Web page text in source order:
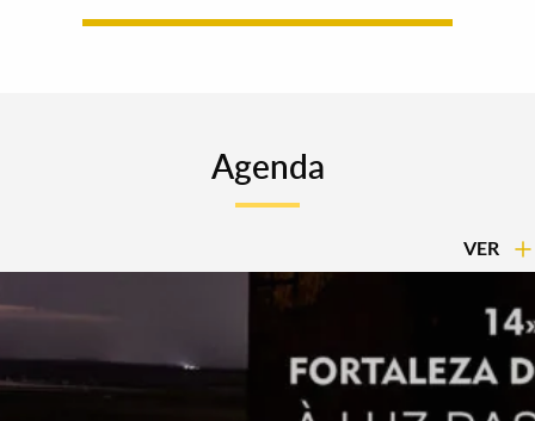
Agenda
VER